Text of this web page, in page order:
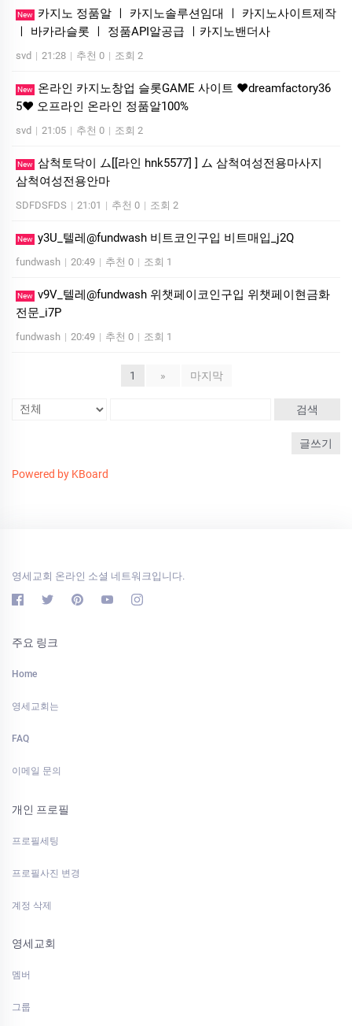
New
카지노 정품알 ㅣ 카지노솔루션임대 ㅣ 카지노사이트제작
ㅣ 바카라슬롯 ㅣ 정품API알공급 ㅣ카지노밴더사
svd | 21:28 | 추천 0 | 조회 2
New
온라인 카지노창업 슬롯GAME 사이트 ❤dreamfactory36
5❤ 오프라인 온라인 정품알100%
svd | 21:05 | 추천 0 | 조회 2
New 삼척토닥이 ム[[라인 hnk5577] ] ム 삼척여성전용마사지
삼척여성전용안마
SDFDSFDS | 21:01 | 추천 0 | 조회 2
New y3U_텔레@fundwash 비트코인구입 비트매입_j2Q
fundwash | 20:49 | 추천 0 | 조회 1
New v9V_텔레@fundwash 위챗페이코인구입 위챗페이현금화
전문_i7P
fundwash | 20:49 | 추천 0 | 조회 1
1 » 마지막
검색
글쓰기
Powered by KBoard
영세교회 온라인 소셜 네트워크입니다.
주요 링크
Home
영세교회는
FAQ
이메일 문의
개인 프로필
프로필세팅
프로필사진 변경
계정 삭제
영세교회
멤버
그룹